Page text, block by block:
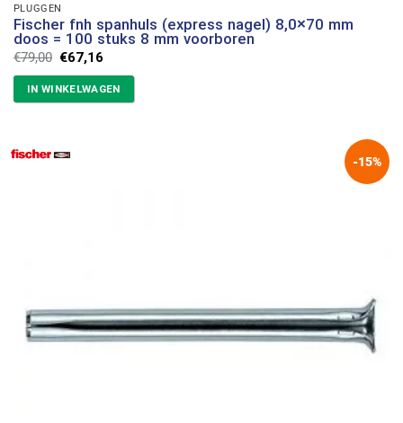
PLUGGEN
Fischer fnh spanhuls (express nagel) 8,0×70 mm
doos = 100 stuks 8 mm voorboren
€79,00 Oorspronkelijke
was:
€79,00.
€67,16Huidige
is:
€67,16.
IN WINKELWAGEN
-15%